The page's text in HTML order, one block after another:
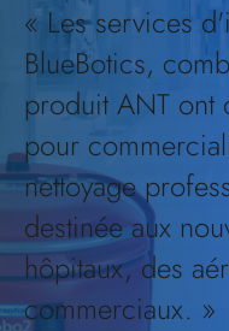
« Les services
BlueBotics,
produit ANT ont
pour
nettoyage
destinée aux
hôpitaux, des
commerciaux. »